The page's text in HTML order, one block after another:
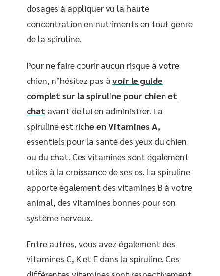
dosages à appliquer vu la haute
concentration en nutriments en tout genre
de la spiruline.
Pour ne faire courir aucun risque à votre
chien, n’hésitez pas à voir le guide
complet sur la spiruline pour chien et
chat avant de lui en administrer. La
spiruline est riche en Vitamines A,
essentiels pour la santé des yeux du chien
ou du chat. Ces vitamines sont également
utiles à la croissance de ses os. La spiruline
apporte également des vitamines B à votre
animal, des vitamines bonnes pour son
système nerveux.
Entre autres, vous avez également des
vitamines C, K et E dans la spiruline. Ces